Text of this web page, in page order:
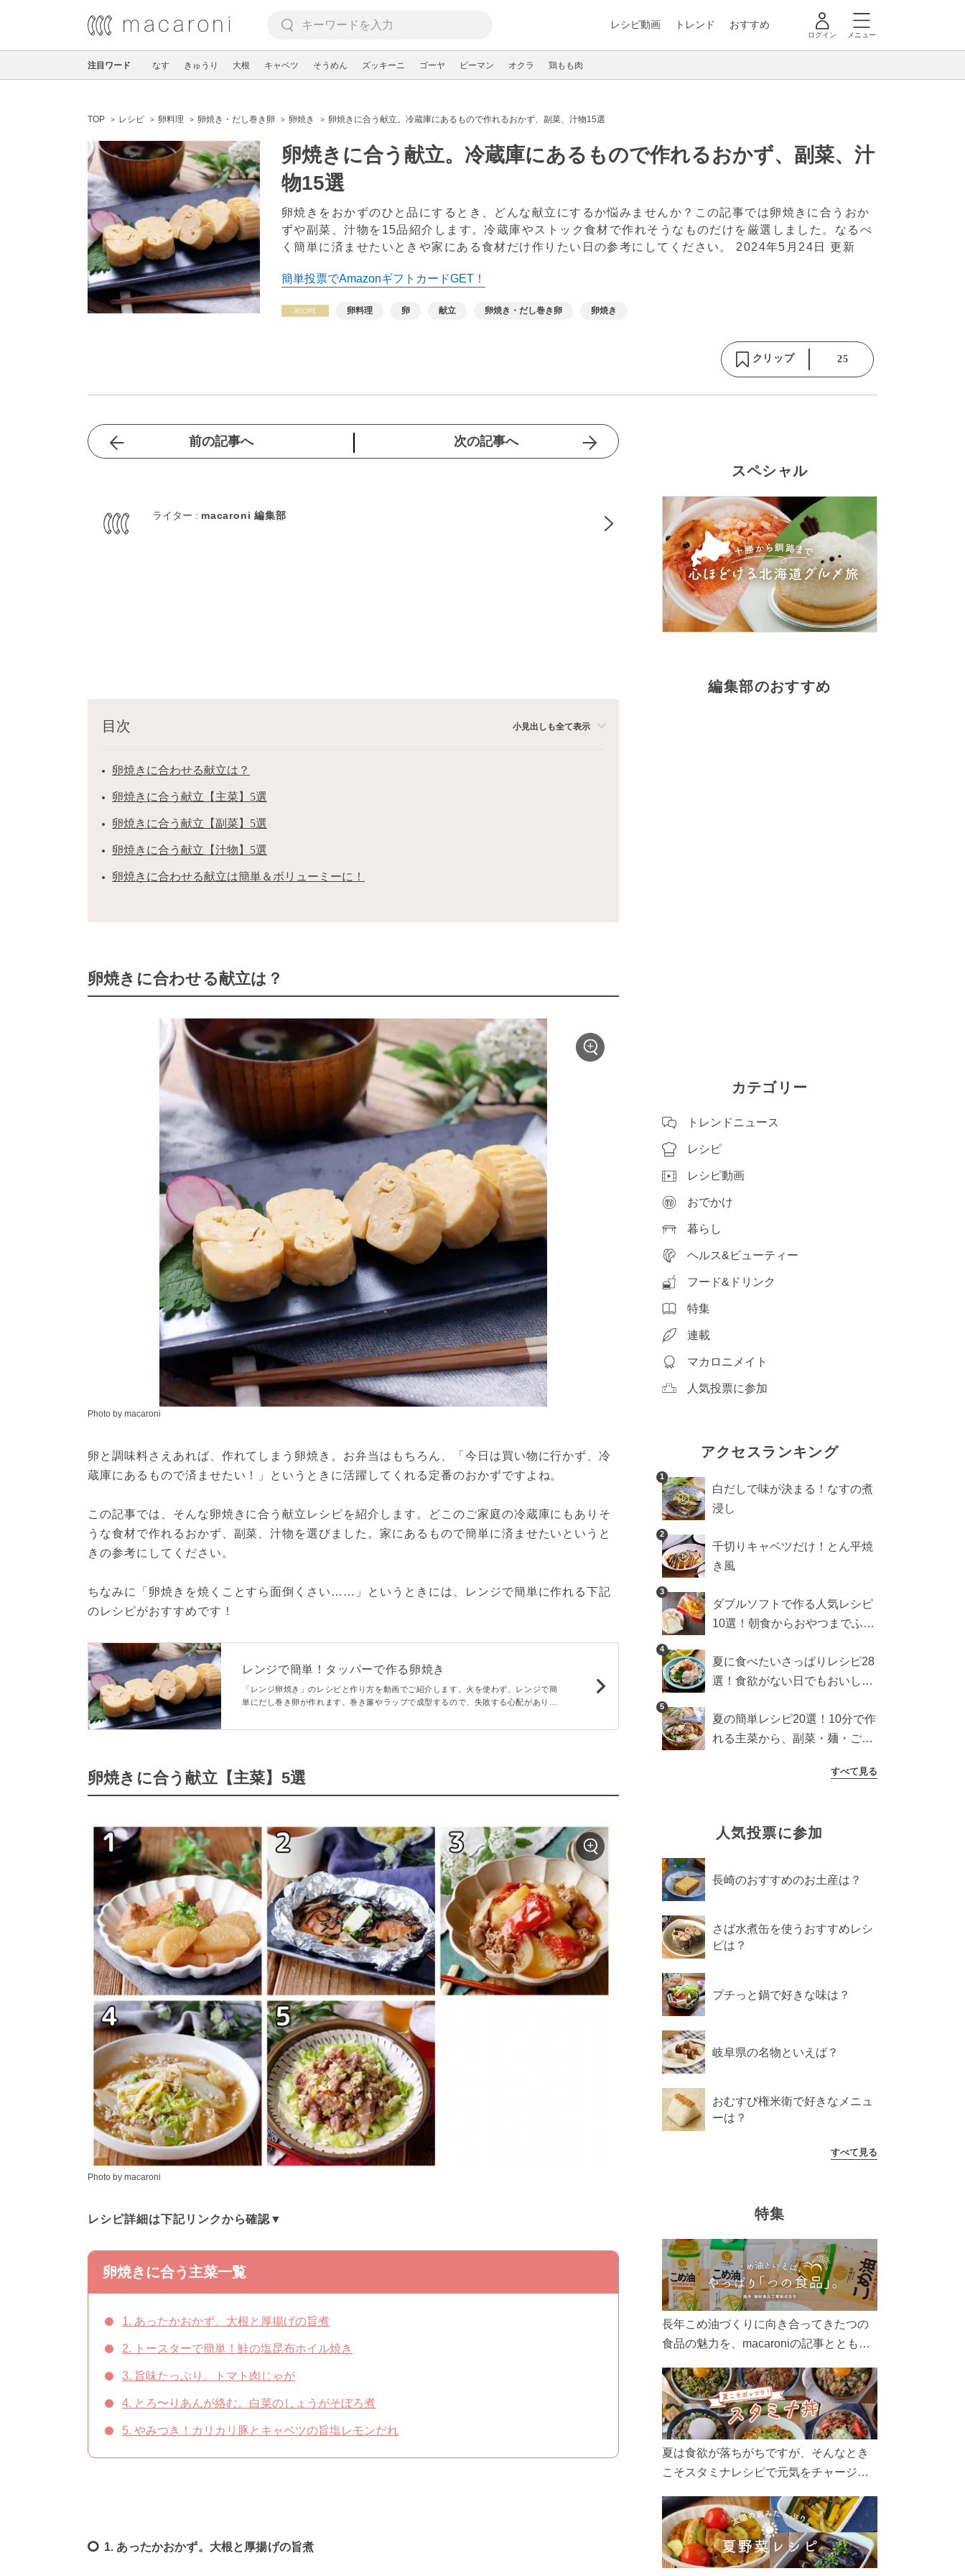
レシピ動画 トレンド おすすめ
ログイン メニュー
注目ワード なす きゅうり 大根 キャベツ そうめん ズッキーニ ゴーヤ ピーマン オクラ 鶏もも肉
TOP レシピ 卵料理 卵焼き・だし巻き卵 卵焼き 卵焼きに合う献立。冷蔵庫にあるもので作れるおかず、副菜、汁物15選
卵焼きに合う献立。冷蔵庫にあるもので作れるおかず、副菜、汁
物15選
卵焼きをおかずのひと品にするとき、どんな献立にするか悩みませんか？この記事では卵焼きに合うおか
ずや副菜、汁物を15品紹介します。冷蔵庫やストック食材で作れそうなものだけを厳選しました。なるべ
く簡単に済ませたいときや家にある食材だけ作りたい日の参考にしてください。 2024年5月24日 更新
簡単投票でAmazonギフトカードGET！
卵料理 卵 献立 卵焼き・だし巻き卵 卵焼き
クリップ 25
前の記事へ 次の記事へ
ライター : macaroni 編集部
目次 小見出しも全て表示
卵焼きに合わせる献立は？
卵焼きに合う献立【主菜】5選
卵焼きに合う献立【副菜】5選
卵焼きに合う献立【汁物】5選
卵焼きに合わせる献立は簡単＆ボリューミーに！
卵焼きに合わせる献立は？
Photo by macaroni
卵と調味料さえあれば、作れてしまう卵焼き。お弁当はもちろん、「今日は買い物に行かず、冷
蔵庫にあるもので済ませたい！」というときに活躍してくれる定番のおかずですよね。
この記事では、そんな卵焼きに合う献立レシピを紹介します。どこのご家庭の冷蔵庫にもありそ
うな食材で作れるおかず、副菜、汁物を選びました。家にあるもので簡単に済ませたいというと
きの参考にしてください。
ちなみに「卵焼きを焼くことすら面倒くさい……」というときには、レンジで簡単に作れる下記
のレシピがおすすめです！
レンジで簡単！タッパーで作る卵焼き
「レンジ卵焼き」のレシピと作り方を動画でご紹介します。火を使わず、レンジで簡
単にだし巻き卵が作れます。巻き簾やラップで成型するので、失敗する心配がありま
卵焼きに合う献立【主菜】5選
Photo by macaroni
レシピ詳細は下記リンクから確認▼
卵焼きに合う主菜一覧
1. あったかおかず。大根と厚揚げの旨煮
2. トースターで簡単！鮭の塩昆布ホイル焼き
3. 旨味たっぷり。トマト肉じゃが
4. とろ〜りあんが絡む。白菜のしょうがそぼろ煮
5. やみつき！カリカリ豚とキャベツの旨塩レモンだれ
1. あったかおかず。大根と厚揚げの旨煮
スペシャル
編集部のおすすめ
カテゴリー
トレンドニュース
レシピ
レシピ動画
おでかけ
暮らし
ヘルス&ビューティー
フード&ドリンク
特集
連載
マカロニメイト
人気投票に参加
アクセスランキング
1
白だしで味が決まる！なすの煮
浸し
2
千切りキャベツだけ！とん平焼
き風
3
ダブルソフトで作る人気レシピ
10選！朝食からおやつまでふん
4
夏に食べたいさっぱりレシピ28
選！食欲がない日でもおいしい
5
夏の簡単レシピ20選！10分で作
れる主菜から、副菜・麺・ごは
すべて見る
人気投票に参加
長崎のおすすめのお土産は？
さば水煮缶を使うおすすめレシ
ピは？
プチっと鍋で好きな味は？
岐阜県の名物といえば？
おむすび権米衛で好きなメニュ
ーは？
すべて見る
特集
長年こめ油づくりに向き合ってきたつの
食品の魅力を、macaroniの記事とともに
ん、製造現場や品質へのこだわりまで。
こめ油をもっと好きになるコンテンツを
ぜひお楽しみください。
夏は食欲が落ちがちですが、そんなとき
こそスタミナレシピで元気をチャージ！
リ食べて、夏バテを吹き飛ばしましょ
う！